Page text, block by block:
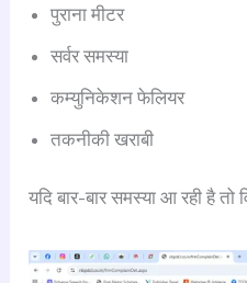
पुराना मीटर
सर्वर समस्या
कम्युनिकेशन फेलियर
तकनीकी खराबी
यदि बार-बार समस्या आ रही है